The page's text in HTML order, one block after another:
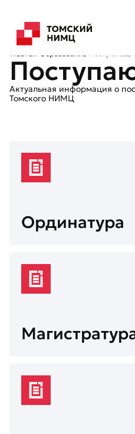
Главная Образование
Актуальная информация о
Томского НИМЦ
Ординатура